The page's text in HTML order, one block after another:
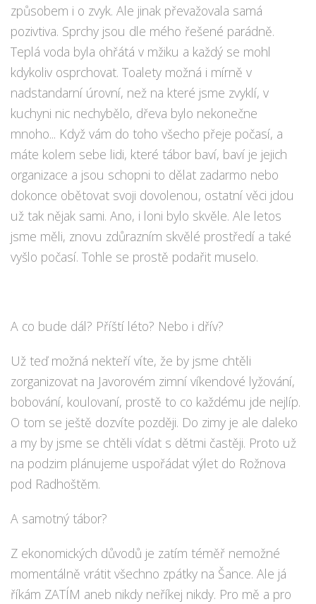
způsobem i o zvyk. Ale jinak převažovala samá
pozivtiva. Sprchy jsou dle mého řešené parádně.
Teplá voda byla ohřátá v mžiku a každý se mohl
kdykoliv osprchovat. Toalety možná i mírně v
nadstandarní úrovní, než na které jsme zvyklí, v
kuchyni nic nechybělo, dřeva bylo nekonečne
mnoho... Když vám do toho všecho přeje počasí, a
máte kolem sebe lidi, které tábor baví, baví je jejich
organizace a jsou schopni to dělat zadarmo nebo
dokonce obětovat svoji dovolenou, ostatní věci jdou
už tak nějak sami. Ano, i loni bylo skvěle. Ale letos
jsme měli, znovu zdůrazním skvělé prostředí a také
vyšlo počasí. Tohle se prostě podařit muselo.
A co bude dál? Příští léto? Nebo i dřív?
Už teď možná nekteří víte, že by jsme chtěli
zorganizovat na Javorovém zimní víkendové lyžování,
bobování, koulovaní, prostě to co každému jde nejlíp.
O tom se ještě dozvíte později. Do zimy je ale daleko
a my by jsme se chtěli vídat s dětmi častěji. Proto už
na podzim plánujeme uspořádat výlet do Rožnova
pod Radhoštěm.
A samotný tábor?
Z ekonomických důvodů je zatím téměř nemožné
momentálně vrátit všechno zpátky na Šance. Ale já
říkám ZATÍM aneb nikdy neříkej nikdy. Pro mě a pro